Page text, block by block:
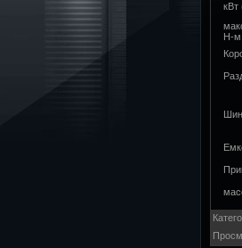
кВт
Н-м